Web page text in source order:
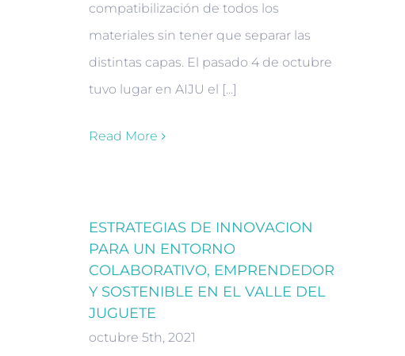
compatibilización de todos los
materiales sin tener que separar las
distintas capas. El pasado 4 de octubre
tuvo lugar en AIJU el [...]
Read More
ESTRATEGIAS DE INNOVACION
PARA UN ENTORNO
COLABORATIVO, EMPRENDEDOR
Y SOSTENIBLE EN EL VALLE DEL
JUGUETE
octubre 5th, 2021